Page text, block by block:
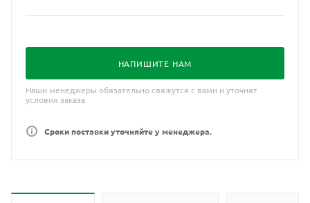
НАПИШИТЕ НАМ
Наши менеджеры обязательно свяжутся с вами и уточнят
условия заказа
Сроки поставки уточняйте у менеджера.